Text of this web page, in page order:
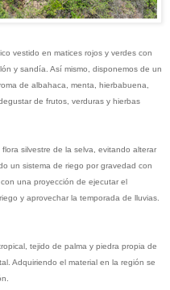
vestido en matices rojos y verdes con
y sandía. Así mismo, disponemos de un
de albahaca, menta, hierbabuena,
de frutos, verduras y hierbas
silvestre de la selva, evitando alterar
un sistema de riego por gravedad con
una proyección de ejecutar el
y aprovechar la temporada de lluvias.
tejido de palma y piedra propia de
Adquiriendo el material en la región se